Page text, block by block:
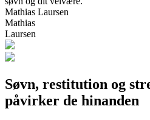
Mathias Laursen
Mathias
Laursen
Søvn, restitution og
påvirker de hinanden